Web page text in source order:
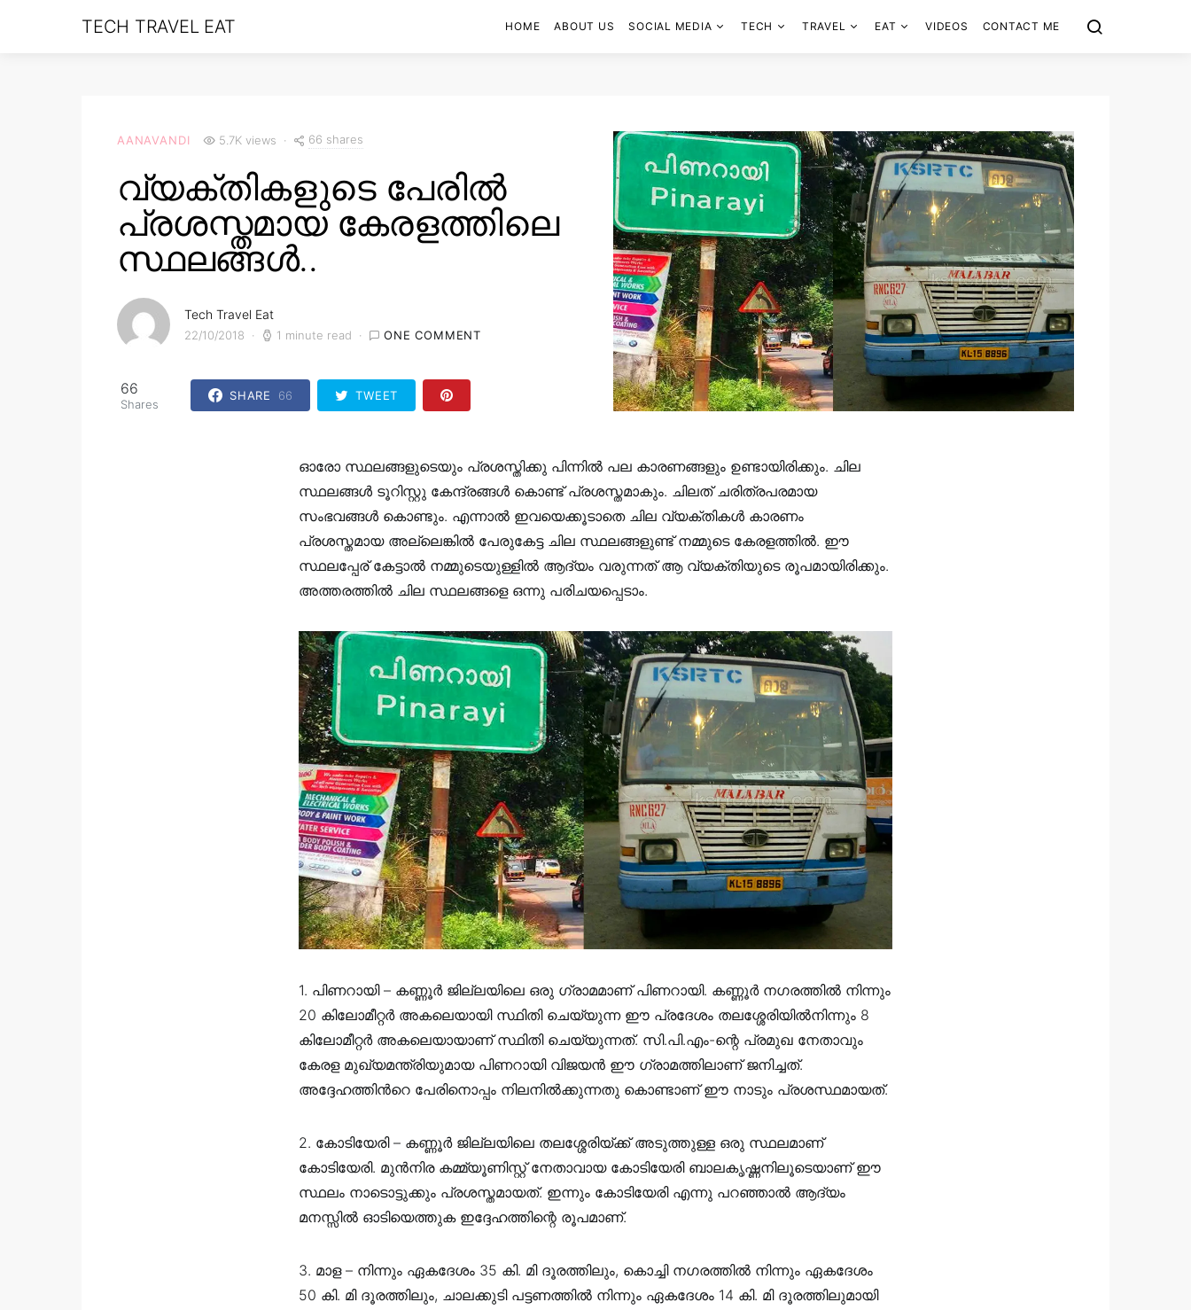
TECH TRAVEL EAT HOME ABOUT US SOCIAL MEDIA TECH TRAVEL EAT VIDEOS CONTACT ME
AANAVANDI 5.7K views 66 shares
വ്യക്തികളുടെ പേരിൽ
പ്രശസ്തമായ കേരളത്തിലെ
സ്ഥലങ്ങൾ..
Tech Travel Eat
22/10/2018 1 minute read ONE COMMENT
66
Shares
SHARE 66 TWEET
ഓരോ സ്ഥലങ്ങളുടെയും പ്രശസ്തിക്കു പിന്നിൽ പല കാരണങ്ങളും ഉണ്ടായിരിക്കും. ചില
സ്ഥലങ്ങൾ ടൂറിസ്റ്റു കേന്ദ്രങ്ങൾ കൊണ്ട് പ്രശസ്തമാകും. ചിലത് ചരിത്രപരമായ
സംഭവങ്ങൾ കൊണ്ടും. എന്നാൽ ഇവയെക്കൂടാതെ ചില വ്യക്തികൾ കാരണം
പ്രശസ്തമായ അല്ലെങ്കിൽ പേരുകേട്ട ചില സ്ഥലങ്ങളുണ്ട് നമ്മുടെ കേരളത്തിൽ. ഈ
സ്ഥലപ്പേര് കേട്ടാൽ നമ്മുടെയുള്ളിൽ ആദ്യം വരുന്നത് ആ വ്യക്തിയുടെ രൂപമായിരിക്കും.
അത്തരത്തിൽ ചില സ്ഥലങ്ങളെ ഒന്നു പരിചയപ്പെടാം.
1. പിണറായി – കണ്ണൂർ ജില്ലയിലെ ഒരു ഗ്രാമമാണ് പിണറായി. കണ്ണൂർ നഗരത്തിൽ നിന്നും
20 കിലോമീറ്റർ അകലെയായി സ്ഥിതി ചെയ്യുന്ന ഈ പ്രദേശം തലശ്ശേരിയിൽനിന്നും 8
കിലോമീറ്റർ അകലെയായാണ്‌ സ്ഥിതി ചെയ്യുന്നത്. സി.പി.എം-ന്റെ പ്രമുഖ നേതാവും
കേരള മുഖ്യമന്ത്രിയുമായ പിണറായി വിജയൻ ഈ ഗ്രാമത്തിലാണ് ജനിച്ചത്.
അദ്ദേഹത്തിൻറെ പേരിനൊപ്പം നിലനിൽക്കുന്നതു കൊണ്ടാണ് ഈ നാടും പ്രശസ്ഥമായത്.
2. കോടിയേരി – കണ്ണൂർ ജില്ലയിലെ തലശ്ശേരിയ്ക്ക് അടുത്തുള്ള ഒരു സ്ഥലമാണ്
കോടിയേരി. മുൻനിര കമ്മ്യൂണിസ്റ്റ് നേതാവായ കോടിയേരി ബാലകൃഷ്ണനിലൂടെയാണ് ഈ
സ്ഥലം നാടൊട്ടുക്കും പ്രശസ്തമായത്. ഇന്നും കോടിയേരി എന്നു പറഞ്ഞാൽ ആദ്യം
മനസ്സിൽ ഓടിയെത്തുക ഇദ്ദേഹത്തിന്റെ രൂപമാണ്.
3. മാള – നിന്നും ഏകദേശം 35 കി. മി ദൂരത്തിലും, കൊച്ചി നഗരത്തിൽ നിന്നും ഏകദേശം
50 കി. മി ദൂരത്തിലും, ചാലക്കുടി പട്ടണത്തിൽ നിന്നും ഏകദേശം 14 കി. മി ദൂരത്തിലുമായി